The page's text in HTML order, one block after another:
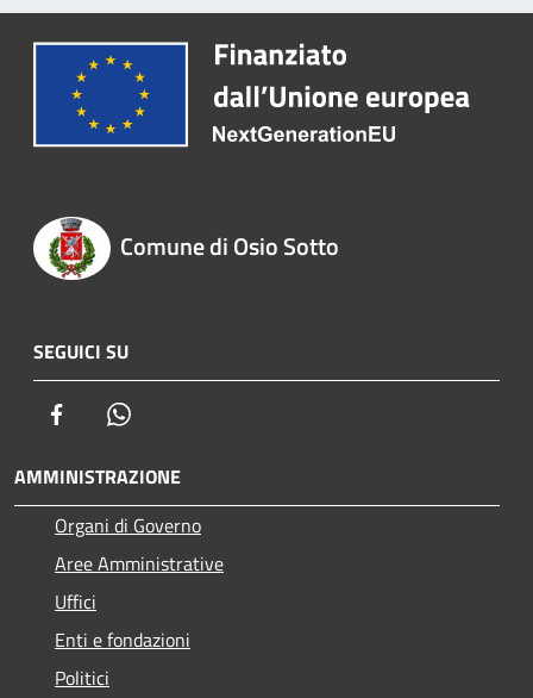
Comune di Osio Sotto
SEGUICI SU
Facebook
AMMINISTRAZIONE
Organi di Governo
Aree Amministrative
Uffici
Enti e fondazioni
Politici